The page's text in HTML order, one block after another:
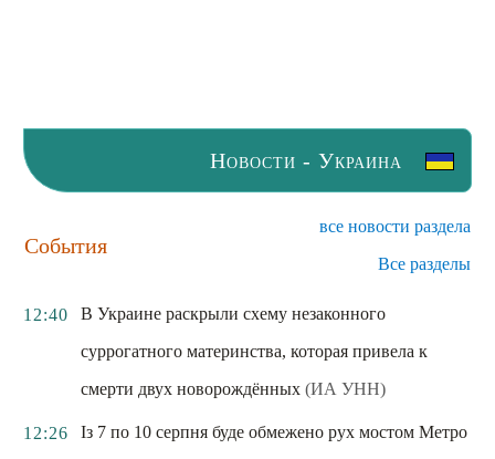
Новости - Украина
События
все новости раздела
Все разделы
12:40
В Украине раскрыли схему незаконного
суррогатного материнства, которая привела к
смерти двух новорождённых (ИА УНН)
12:26
Із 7 по 10 серпня буде обмежено рух мостом Метро